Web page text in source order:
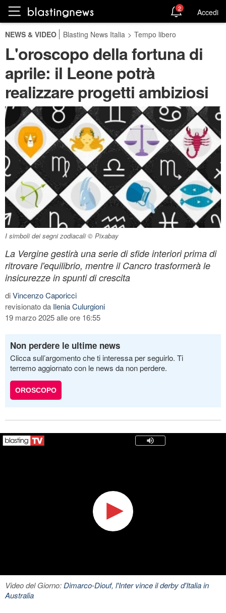
2 Accedi
NEWS & VIDEO Blasting News Italia > Tempo libero
L'oroscopo della fortuna di
aprile: il Leone potrà
realizzare progetti ambiziosi
I simboli dei segni zodiacali © Pixabay
La Vergine gestirà una serie di sfide interiori prima di
ritrovare l'equilibrio, mentre il Cancro trasformerà le
insicurezze in spunti di crescita
diVincenzo Caporicci
revisionato da Ilenia Culurgioni
19 marzo 2025 alle ore 16:55
Non perdere le ultime news
Clicca sull’argomento che ti interessa per seguirlo. Ti
terremo aggiornato con le news da non perdere.
OROSCOPO
Video del Giorno:Dimarco-Diouf, l'Inter vince il derby d'Italia in
Australia